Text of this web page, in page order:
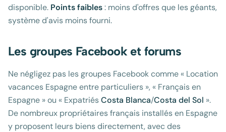
disponible. Points faibles: moins d'offres que les géants,
système d'avis moins fourni.
Les groupes Facebook et forums
Ne négligez pas les groupes Facebook comme « Location
vacances Espagne entre particuliers », « Français en
Espagne » ou « ExpatriésCosta Blanca/Costa del Sol ».
De nombreux propriétaires français installés en Espagne
y proposent leurs biens directement, avec des